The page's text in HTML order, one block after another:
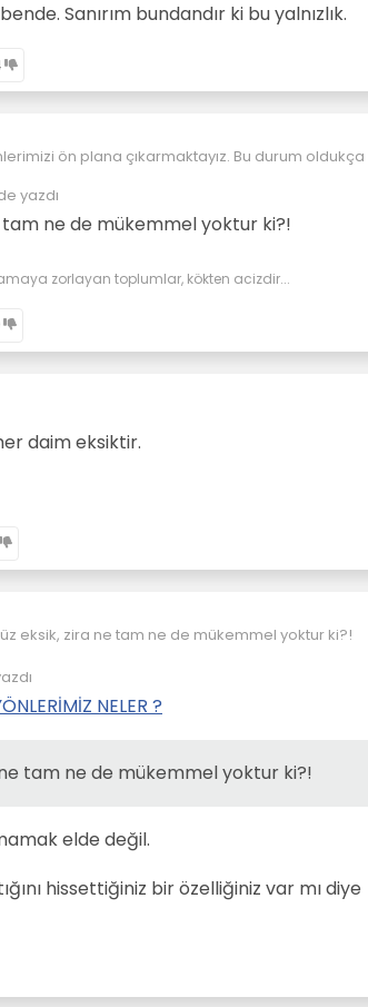
Sanırım bundandır ki bu yalnızlık.
çıkarmaktayız. Bu durum oldukça doğal
olumsuz olarak gördüğümüz özelliklerden
yaratmamaktadır.
özelliklerden bahsetmek elbette
KAVRAMLAR GÜNDELİK HAYATTA KULLANILAN
yazdı
ne de mükemmel yoktur ki?!
zorlayan toplumlar, kökten acizdir...
daim eksiktir.
eksik, zira ne tam ne de mükemmel yoktur ki?!
NELER ?
tam ne de mükemmel yoktur ki?!
elde değil.
hissettiğiniz bir özelliğiniz var mı diye